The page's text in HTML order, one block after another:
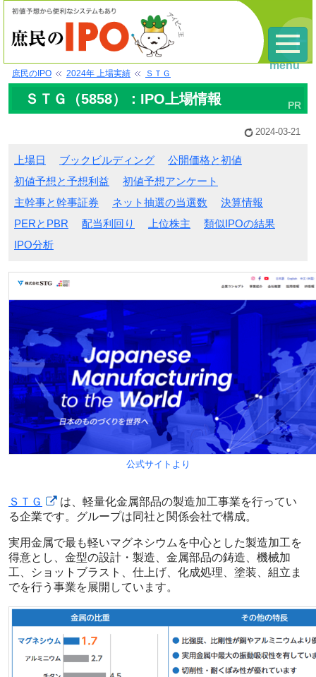
庶民のIPO 2024年 上場実績 ＳＴＧ
ＳＴＧ（5858）：IPO上場情報
2024-03-21
上場日 ブックビルディング
公開価格と初値
初値予想と予想利益
初値予想アンケート
主幹事と幹事証券
ネット抽選の当選数
決算情報
PERとPBR
配当利回り 上位株主
類似IPOの結果
IPO分析
公式サイトより
ＳＴＧ
は、軽量化金属部品の製造加工事業を行ってい
る企業です。グループは同社と関係会社で構成。
実用金属で最も軽いマグネシウムを中心とした製造加工を
得意とし、金型の設計・製造、金属部品の鋳造、機械加
工、ショットブラスト、仕上げ、化成処理、塗装、組立ま
でを行う事業を展開しています。
menu